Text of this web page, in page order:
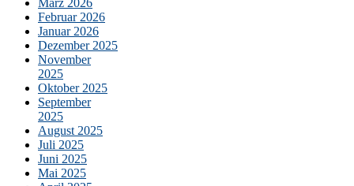
März 2026
Februar 2026
Januar 2026
Dezember 2025
November
2025
Oktober 2025
September
2025
August 2025
Juli 2025
Juni 2025
Mai 2025